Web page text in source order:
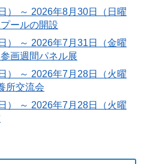
） ～ 2026年8月30日（日曜
ールの開設
） ～ 2026年7月31日（金曜
画週間パネル展
） ～ 2026年7月28日（火曜
所交流会
） ～ 2026年7月28日（火曜